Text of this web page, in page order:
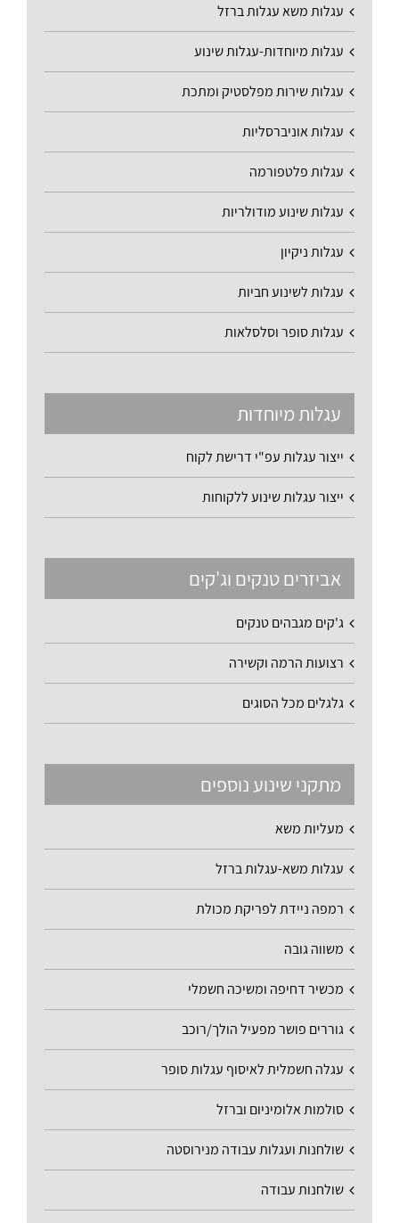
עגלות משא עגלות ברזל
עגלות מיוחדות-עגלות שינוע
עגלות שירות מפלסטיק ומתכת
עגלות אוניברסליות
עגלות פלטפורמה
עגלות שינוע מודולריות
עגלות ניקיון
עגלות לשינוע חביות
עגלות סופר וסלסלאות
עגלות מיוחדות
ייצור עגלות עפ"י דרישת לקוח
ייצור עגלות שינוע ללקוחות
אביזרים טנקים וג'קים
ג'קים מגבהים טנקים
רצועות הרמה וקשירה
גלגלים מכל הסוגים
מתקני שינוע נוספים
מעליות משא
עגלות משא-עגלות ברזל
רמפה ניידת לפריקת מכולת
משווה גובה
מכשיר דחיפה ומשיכה חשמלי
גוררים פושר מפעיל הולך/רוכב
עגלה חשמלית לאיסוף עגלות סופר
סולמות אלומיניום וברזל
שולחנות ועגלות עבודה מנירוסטה
שולחנות עבודה